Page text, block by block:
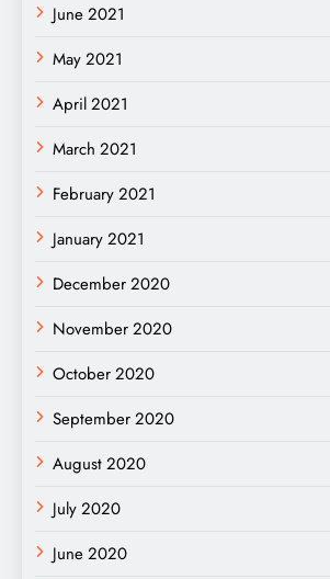
June 2021
May 2021
April 2021
March 2021
February 2021
January 2021
December 2020
November 2020
October 2020
September 2020
August 2020
July 2020
June 2020